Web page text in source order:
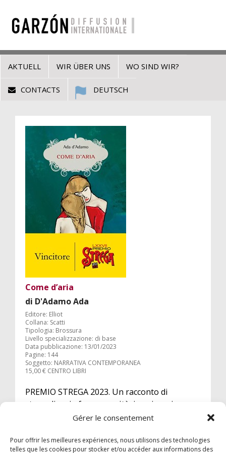
Gérer le consentement
Pour offrir les meilleures expériences, nous utilisons des technologies
telles que les cookies pour stocker et/ou accéder aux informations des
AKTUELL WIR ÜBER UNS WO SIND WIR?
CONTACTS DEUTSCH
Come d’aria
di D'Adamo Ada
Editore: Elliot
Collana: Scatti
Tipologia: Brossura
Livello specializzazione: di base
Data pubblicazione: 13/01/2023
Pagine: 144
Soggetto: NARRATIVA CONTEMPORANEA
15,00 € CENTRO LIBRI
PREMIO STREGA 2023. Un racconto di
straordinaria forza e verità, in cui ogni
istante vissuto è offerto al lettore come un